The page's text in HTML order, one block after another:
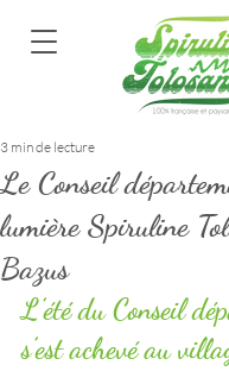
Le Conseil
lumière Spiruline
Bazus
3 min de lecture
L’été du Conseil
s’est achevé au